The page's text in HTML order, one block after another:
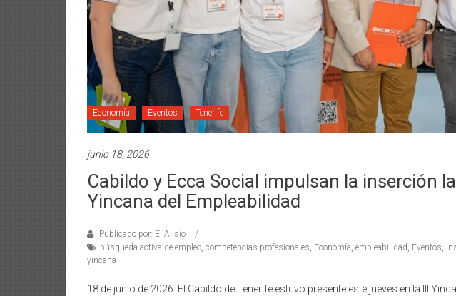
Economía Eventos Tenerife
junio 18, 2026
Cabildo y Ecca Social impulsan la inserción
Yincana del Empleabilidad
Publicado por: El Alisio
búsqueda activa de empleo, competencias profesionales, Economía, empleabilidad, Eventos,
yincana
18 de junio de 2026. El Cabildo de Tenerife estuvo presente este jueves en la III